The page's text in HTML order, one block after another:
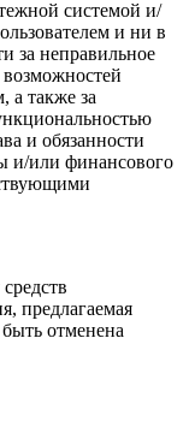
системой и/
и ни в
за неправильное
а также за
и обязанности
и/или финансового
предлагаемая
отменена